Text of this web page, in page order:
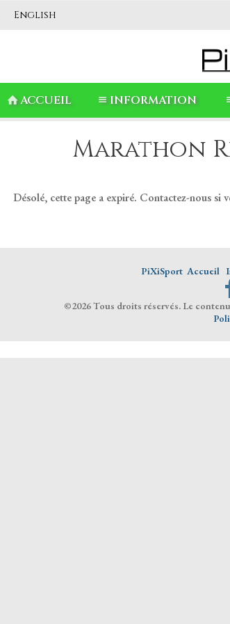
English
ACCUEIL INFORMATION
Marathon
Désolé, cette page a expiré. Contactez-nous si
PiXiSport Accueil
©2026 Tous droits réservés. Le